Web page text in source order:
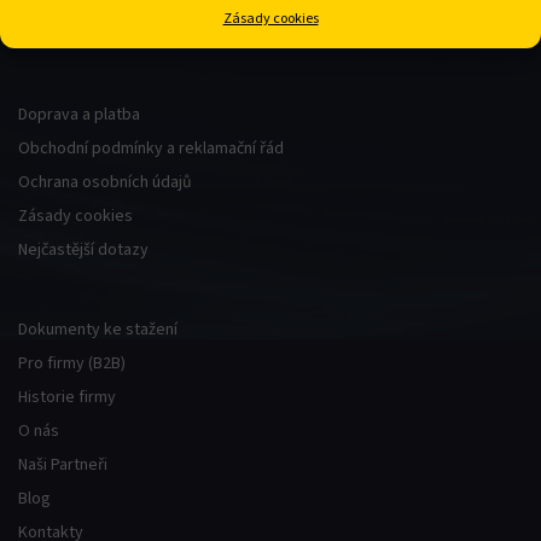
Zásady cookies
al
Doprava a platba
Obchodní podmínky a reklamační řád
Ochrana osobních údajů
Zásady cookies
Nejčastější dotazy
Dokumenty ke stažení
Pro firmy (B2B)
Historie firmy
O nás
Naši Partneři
Blog
Kontakty